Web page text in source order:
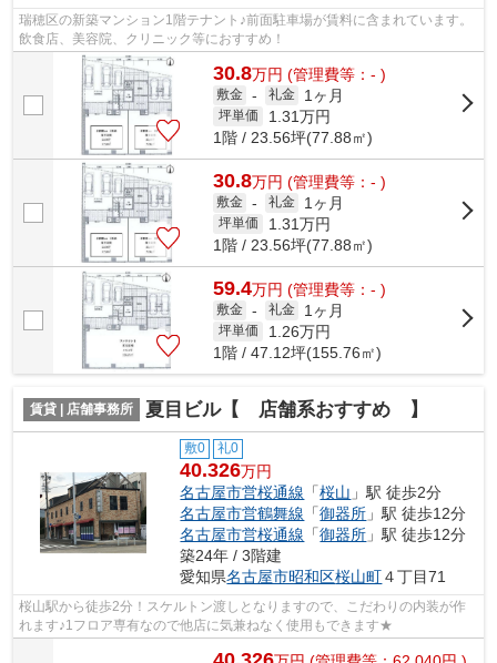
瑞穂区の新築マンション1階テナント♪前面駐車場が賃料に含まれています。
飲食店、美容院、クリニック等におすすめ！
30.8万円 (管理費等：- )
敷金 - 礼金 1ヶ月
坪単価 1.31万円
1階 / 23.56坪(77.88㎡)
30.8万円 (管理費等：- )
敷金 - 礼金 1ヶ月
坪単価 1.31万円
1階 / 23.56坪(77.88㎡)
59.4万円 (管理費等：- )
敷金 - 礼金 1ヶ月
坪単価 1.26万円
1階 / 47.12坪(155.76㎡)
賃貸 | 店舗事務所 夏目ビル【 店舗系おすすめ 】
敷0 礼0
40.326万円
名古屋市営桜通線 「桜山 」駅 徒歩2分
名古屋市営鶴舞線 「御器所 」駅 徒歩12分
名古屋市営桜通線 「御器所 」駅 徒歩12分
築24年 / 3階建
愛知県名古屋市昭和区桜山町４丁目71
桜山駅から徒歩2分！スケルトン渡しとなりますので、こだわりの内装が作
れます♪1フロア専有なので他店に気兼ねなく使用もできます★